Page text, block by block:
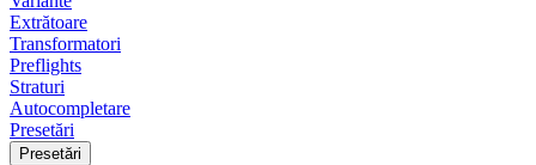
Extrătoare
Transformatori
Preflights
Straturi
Autocompletare
Presetări
Presetări